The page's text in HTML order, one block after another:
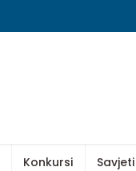
Konkursi Savjeti